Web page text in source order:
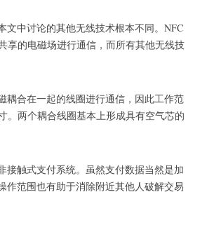
文中讨论的其他无线技术根本不同。 NFC
享的电磁场进行通信，而所有其他无线技
耦合在一起的线圈进行通信，因此工作范
两个耦合线圈基本上形成具有空气芯的
接触式支付系统。 虽然支付数据当然是加
作范围也有助于消除附近其他人破解交易